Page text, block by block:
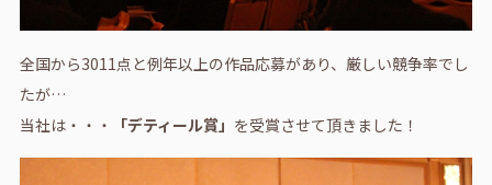
全国から3011点と例年以上の作品応募があり、厳しい競争率でし
たが…
当社は・・・
「デティール賞」 を受賞させて頂きました！